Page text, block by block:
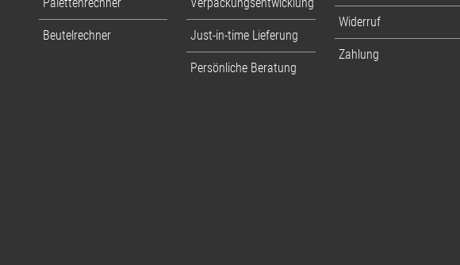
Beutelrechner Just-in-time Lieferung
Persönliche Beratung
Widerruf
Zahlung